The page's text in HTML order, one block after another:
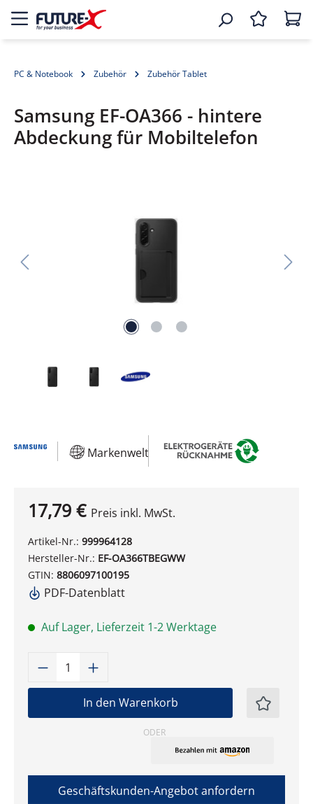
PC & Notebook Zubehör Zubehör Tablet
Samsung EF-OA366 - hintere
Abdeckung für Mobiltelefon
Markenwelt
17,79 € Preis inkl. MwSt.
Artikel-Nr.: 999964128
Hersteller-Nr.: EF-OA366TBEGWW
GTIN: 8806097100195
PDF-Datenblatt
Auf Lager, Lieferzeit 1-2 Werktage
Produkt Anzahl: Gib den
In den Warenkorb
ODER
Geschäftskunden-Angebot anfordern